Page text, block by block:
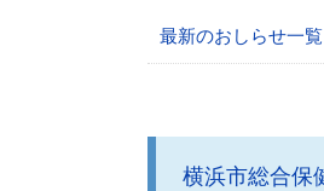
最新のおしらせ一覧
横浜市総合保